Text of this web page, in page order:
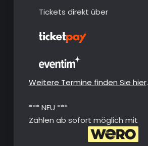
Tickets direkt über
Weitere Termine finden Sie hier.
*** NEU ***
Zahlen ab sofort möglich mit